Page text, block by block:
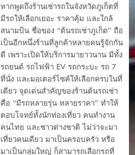
หากพูดถึงร้านเช่ารถในจังหวัดภูเก็ตที่
มีรถให้เลือกเยอะ ราคาคุ้ม และใกล้
สนามบิน ชื่อของ “ต้นรถเช่าภูเก็ต” ถือ
เป็นอีกหนึ่งร้านที่ลูกค้าหลายคนรู้จักกัน
ดี เพราะเปิดให้บริการมายาวนาน มีทั้ง
รถยนต์ รถไฟฟ้า EV รถกระบะ รถ 7
ที่นั่ง และมอเตอร์ไซค์ให้เลือกครบในที่
เดียว จุดเด่นสำคัญของร้านต้นรถเช่า
คือ “มีรถหลายรุ่น หลายราคา” ทำให้
ตอบโจทย์ทั้งนักท่องเที่ยว คนทำงาน
คนไทย และชาวต่างชาติ ไม่ว่าจะมา
เที่ยวคนเดียว มาเป็นครอบครัว หรือ
มาเป็นกลุ่มใหญ่ ก็สามารถเลือกรถที่